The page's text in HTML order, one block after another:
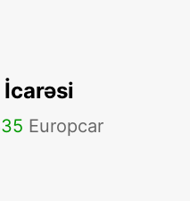
İcarəsi
Europcar